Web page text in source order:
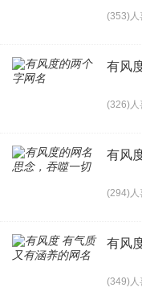
(353)人
有风
(326)人
有风
(294)人
有风
(349)人